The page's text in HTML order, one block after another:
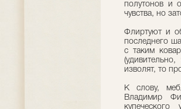
полутонов и
чувства, но
Флиртуют и
последнего
с таким
изволят, то
К слову,
Владимир